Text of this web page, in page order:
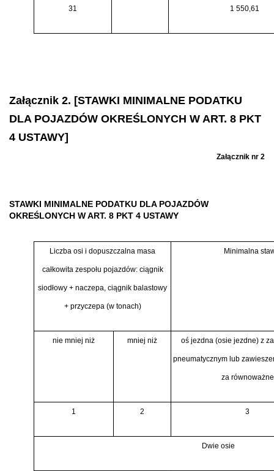
31 1 550,61
Załącznik 2. [STAWKI MINIMALNE PODATKU
DLA POJAZDÓW OKREŚLONYCH W ART. 8 PKT
4 USTAWY]
Załącznik nr 2
STAWKI MINIMALNE PODATKU DLA POJAZDÓW
OKREŚLONYCH W ART. 8 PKT 4 USTAWY
Liczba osi i dopuszczalna masa
całkowita zespołu pojazdów: ciągnik
siodłowy + naczepa, ciągnik balastowy
+ przyczepa (w tonach)
Minimalna
nie mniej niż mniej niż oś jezdna (osie jezdne) z
pneumatycznym lub
za równoważne
1 2 3
Dwie osie